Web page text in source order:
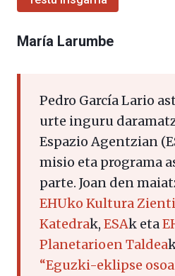
María Larumbe
Pedro García Lario
urte inguru
Espazio Agentzian
misio eta programa
parte. Joan den
EHUko Kultura
Katedrak, ESAk eta
Planetarioen Taldea
“Eguzki-eklipse